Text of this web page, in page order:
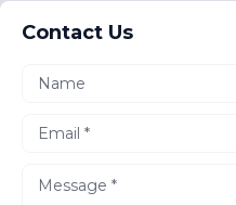
Contact Us